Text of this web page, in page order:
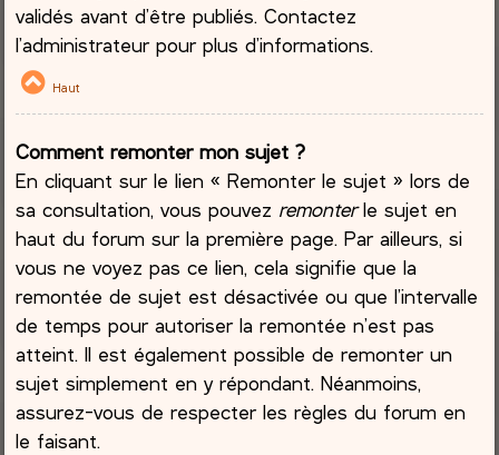
validés avant d’être publiés. Contactez
l’administrateur pour plus d’informations.
Haut
Comment remonter mon sujet ?
En cliquant sur le lien « Remonter le sujet » lors de
sa consultation, vous pouvez remonterle sujet en
haut du forum sur la première page. Par ailleurs, si
vous ne voyez pas ce lien, cela signifie que la
remontée de sujet est désactivée ou que l’intervalle
de temps pour autoriser la remontée n’est pas
atteint. Il est également possible de remonter un
sujet simplement en y répondant. Néanmoins,
assurez-vous de respecter les règles du forum en
le faisant.